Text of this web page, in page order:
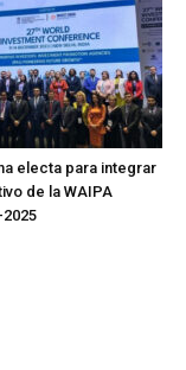
electa para integrar
de la WAIPA